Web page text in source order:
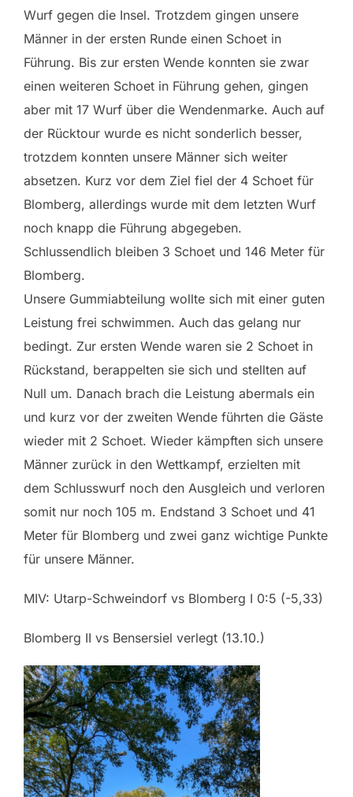
Wurf gegen die Insel. Trotzdem gingen unsere
Männer in der ersten Runde einen Schoet in
Führung. Bis zur ersten Wende konnten sie zwar
einen weiteren Schoet in Führung gehen, gingen
aber mit 17 Wurf über die Wendenmarke. Auch auf
der Rücktour wurde es nicht sonderlich besser,
trotzdem konnten unsere Männer sich weiter
absetzen. Kurz vor dem Ziel fiel der 4 Schoet für
Blomberg, allerdings wurde mit dem letzten Wurf
noch knapp die Führung abgegeben.
Schlussendlich bleiben 3 Schoet und 146 Meter für
Blomberg.
Unsere Gummiabteilung wollte sich mit einer guten
Leistung frei schwimmen. Auch das gelang nur
bedingt. Zur ersten Wende waren sie 2 Schoet in
Rückstand, berappelten sie sich und stellten auf
Null um. Danach brach die Leistung abermals ein
und kurz vor der zweiten Wende führten die Gäste
wieder mit 2 Schoet. Wieder kämpften sich unsere
Männer zurück in den Wettkampf, erzielten mit
dem Schlusswurf noch den Ausgleich und verloren
somit nur noch 105 m. Endstand 3 Schoet und 41
Meter für Blomberg und zwei ganz wichtige Punkte
für unsere Männer.
MIV: Utarp-Schweindorf vs Blomberg I 0:5 (-5,33)
Blomberg II vs Bensersiel verlegt (13.10.)